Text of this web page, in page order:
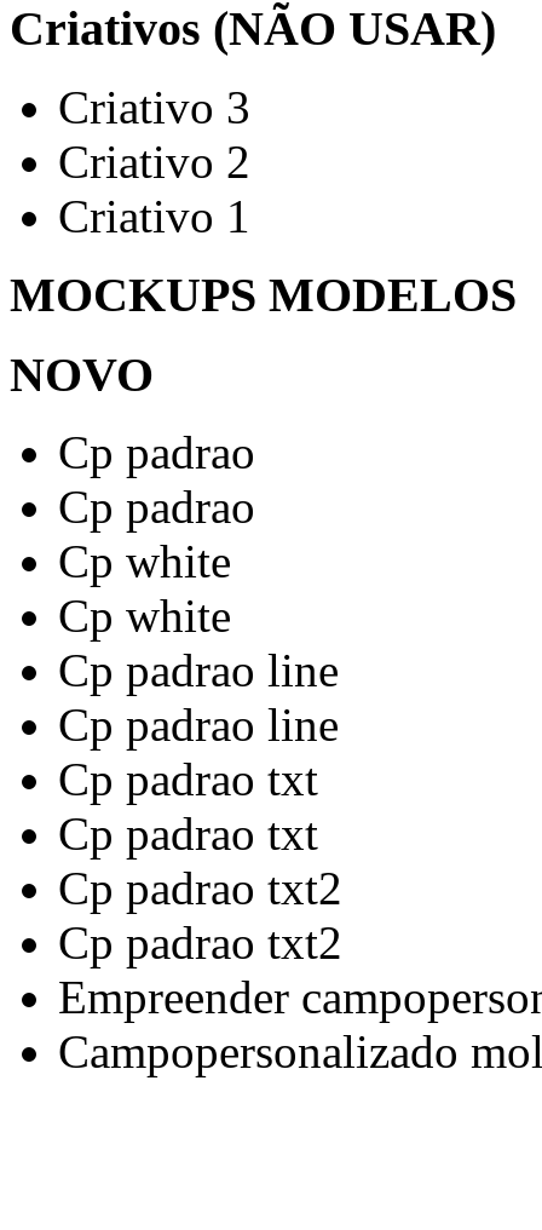
Criativos (NÃO USAR)
Criativo 3
Criativo 2
Criativo 1
MOCKUPS MODELOS
NOVO
Cp padrao
Cp padrao
Cp white
Cp white
Cp padrao line
Cp padrao line
Cp padrao txt
Cp padrao txt
Cp padrao txt2
Cp padrao txt2
Empreender
Campopersonalizado